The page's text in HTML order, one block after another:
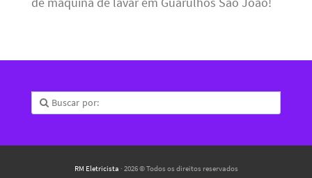
RM Eletricista · 2026 © Todos os direitos reservados